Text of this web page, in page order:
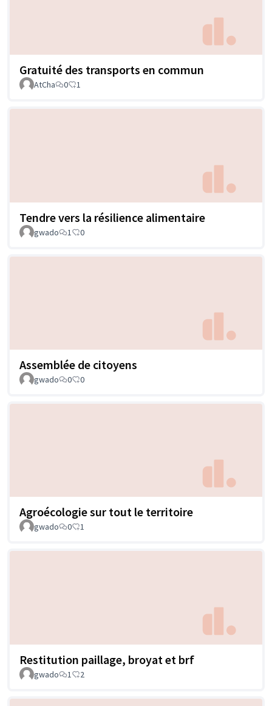
Gratuité des transports en commun
AtCha 0 1
Tendre vers la résilience alimentaire
gwado 1 0
Assemblée de citoyens
gwado 0 0
Agroécologie sur tout le territoire
gwado 0 1
Restitution paillage, broyat et brf
gwado 1 2